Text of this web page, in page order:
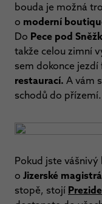
bouda je možná
o moderní
Do Pece pod
takže celou zimní
sem dokonce
restaurací. A vám
schodů do přízemí.
Pokud jste
o Jizerské
stopě, stojí